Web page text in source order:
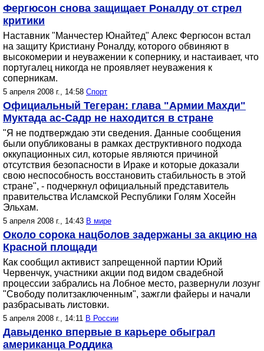
Фергюсон снова защищает Роналду от стрел
критики
Наставник "Манчестер Юнайтед" Алекс Фергюсон встал
на защиту Кристиану Роналду, которого обвиняют в
высокомерии и неуважении к сопернику, и настаивает, что
португалец никогда не проявляет неуважения к
соперникам.
5 апреля 2008 г., 14:58 Спорт
Официальный Тегеран: глава "Армии Махди"
Муктада ас-Садр не находится в стране
"Я не подтверждаю эти сведения. Данные сообщения
были опубликованы в рамках деструктивного подхода
оккупационных сил, которые являются причиной
отсутствия безопасности в Ираке и которые доказали
свою неспособность восстановить стабильность в этой
стране", - подчеркнул официальный представитель
правительства Исламской Республики Голям Хосейн
Эльхам.
5 апреля 2008 г., 14:43 В мире
Около сорока нацболов задержаны за акцию на
Красной площади
Как сообщил активист запрещенной партии Юрий
Червенчук, участники акции под видом свадебной
процессии забрались на Лобное место, развернули лозунг
"Свободу политзаключенным", зажгли файеры и начали
разбрасывать листовки.
5 апреля 2008 г., 14:11 В России
Давыденко впервые в карьере обыграл
американца Роддика